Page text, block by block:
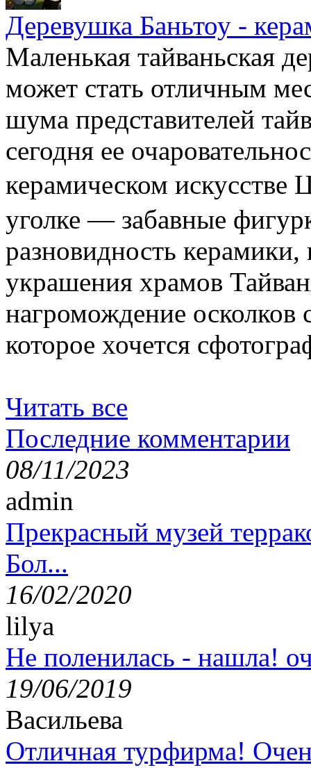
Деревушка Баньтоу -
Маленькая тайваньская
может стать отличным
шума представителей
сегодня ее
керамическом
уголке — забавные
разновидность
украшения храмов
нагромождение осколков
которое хочется
Читать все
Последние комментарии
08/11/2023
admin
Прекрасный музей
Бол...
16/02/2020
lilya
Не поленилась - нашла!
19/06/2019
Васильева
Отличная турфирма!